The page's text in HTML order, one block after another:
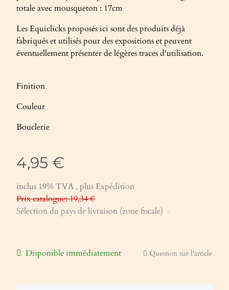
totale avec mousqueton : 17cm
Les Equiclicks proposés ici sont des produits déjà
fabriqués et utilisés pour des expositions et peuvent
éventuellement présenter de légères traces d'utilisation.
Finition
Couleur
Bouclerie
4,95 €
inclus 19% TVA , plusExpédition
Prix catalogue: 19,34 €
Sélection du pays de livraison (zone fiscale)
Disponible immédiatement Question sur l'article